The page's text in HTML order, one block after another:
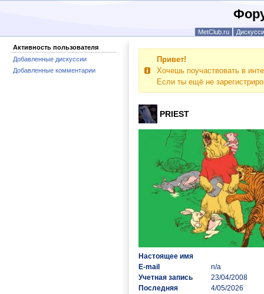
MetClub.ru
Активность пользователя
Добавленные дискуссии
Добавленные комментарии
Привет!
Хочешь поучаствовать в
Если ты ещё не
PRIEST
Настоящее имя
E-mail
n/a
Учетная запись
23/04/2008
Последняя
4/05/2026